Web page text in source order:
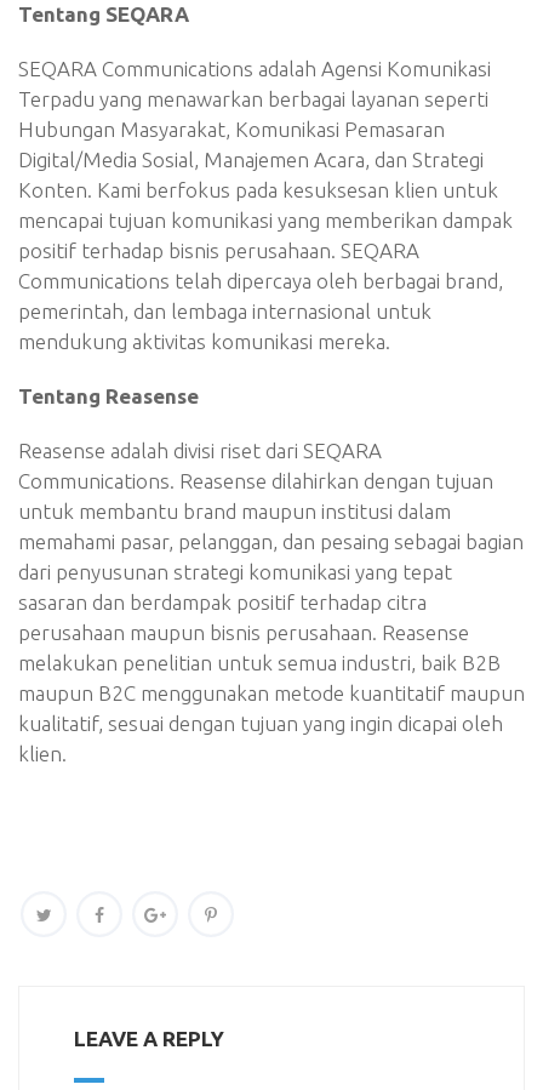
Tentang SEQARA
SEQARA Communications adalah Agensi Komunikasi
Terpadu yang menawarkan berbagai layanan seperti
Hubungan Masyarakat, Komunikasi Pemasaran
Digital/Media Sosial, Manajemen Acara, dan Strategi
Konten. Kami berfokus pada kesuksesan klien untuk
mencapai tujuan komunikasi yang memberikan dampak
positif terhadap bisnis perusahaan. SEQARA
Communications telah dipercaya oleh berbagai brand,
pemerintah, dan lembaga internasional untuk
mendukung aktivitas komunikasi mereka.
Tentang Reasense
Reasense adalah divisi riset dari SEQARA
Communications. Reasense dilahirkan dengan tujuan
untuk membantu brand maupun institusi dalam
memahami pasar, pelanggan, dan pesaing sebagai bagian
dari penyusunan strategi komunikasi yang tepat
sasaran dan berdampak positif terhadap citra
perusahaan maupun bisnis perusahaan. Reasense
melakukan penelitian untuk semua industri, baik B2B
maupun B2C menggunakan metode kuantitatif maupun
kualitatif, sesuai dengan tujuan yang ingin dicapai oleh
klien.
LEAVE A REPLY